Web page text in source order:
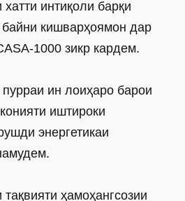
интиқоли барқи
кишварҳоямон дар
1000 зикр кардем.
ин лоиҳаро барои
иштироки
энергетикаи
ҳамоҳангсозии